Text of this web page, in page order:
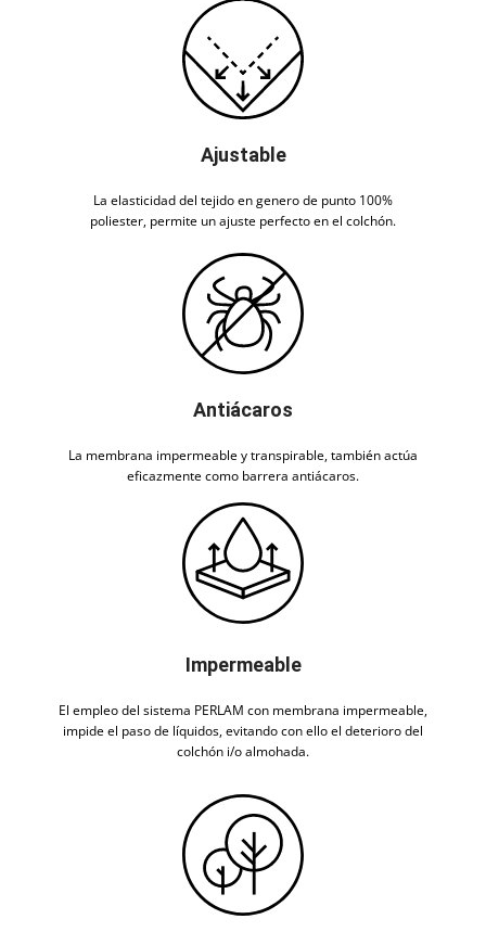
Ajustable
La elasticidad del tejido en genero de punto 100%
poliester, permite un ajuste perfecto en el colchón.
Antiácaros
La membrana impermeable y transpirable, también actúa
eficazmente como barrera antiácaros.
Impermeable
El empleo del sistema PERLAM con membrana impermeable,
impide el paso de líquidos, evitando con ello el deterioro del
colchón i/o almohada.